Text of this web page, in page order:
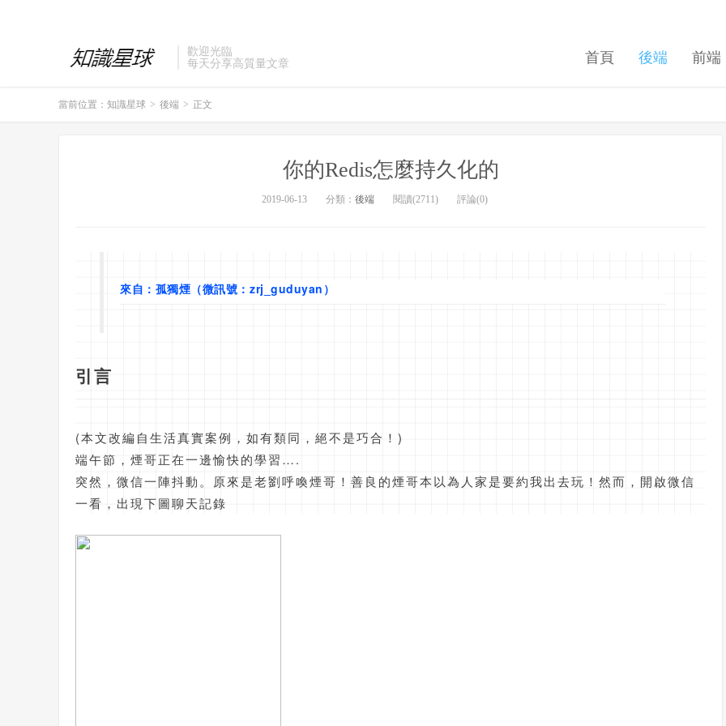
歡迎光臨
每天分享高質量文章
首頁 後端 前端
當前位置： 知識星球 > 後端 > 正文
你的Redis怎麼持久化的
2019-06-13 分類： 後端 閱讀(2711) 評論(0)
來自：孤獨煙（微訊號：zrj_guduyan）
引言
(本文改編自生活真實案例，如有類同，絕不是巧合！)
端午節，煙哥正在一邊愉快的學習….
突然，微信一陣抖動。原來是老劉呼喚煙哥！善良的煙哥本以為人家是要約我出去玩！然而，開啟微信
一看，出現下圖聊天記錄